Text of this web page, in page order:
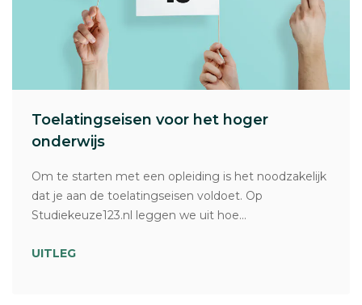
Toelatingseisen voor het hoger
onderwijs
Om te starten met een opleiding is het noodzakelijk
dat je aan de toelatingseisen voldoet. Op
Studiekeuze123.nl leggen we uit hoe...
UITLEG